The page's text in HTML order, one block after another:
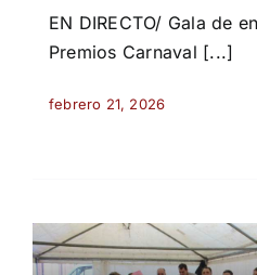
EN DIRECTO/ Gala de
Premios Carnaval [...]
febrero 21, 2026